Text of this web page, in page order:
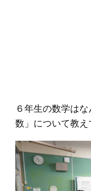
６年生の数学は
数」について教え